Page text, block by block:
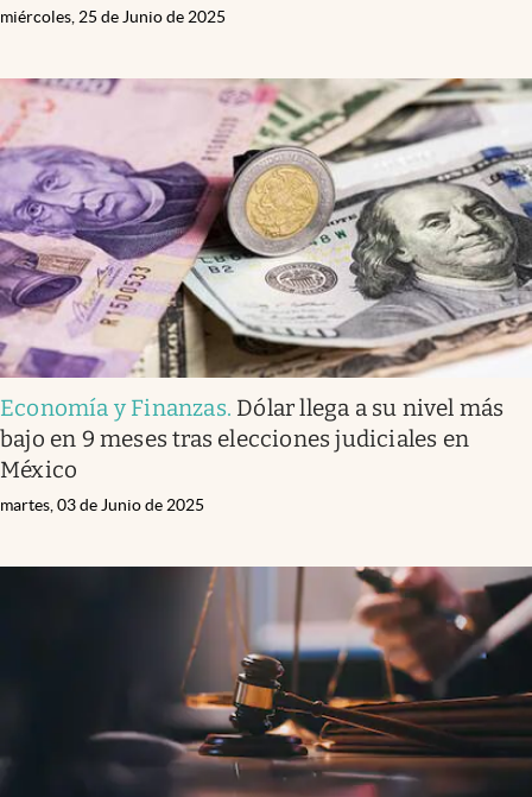
miércoles, 25 de Junio de 2025
Economía y Finanzas. Dólar llega a su nivel más
bajo en 9 meses tras elecciones judiciales en
México
martes, 03 de Junio de 2025